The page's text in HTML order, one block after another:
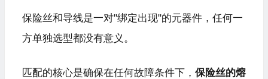
保险丝和导线是一对"绑定出现"的元器件，任何一
方单独选型都没有意义。
匹配的核心是确保在任何故障条件下， 保险丝的熔